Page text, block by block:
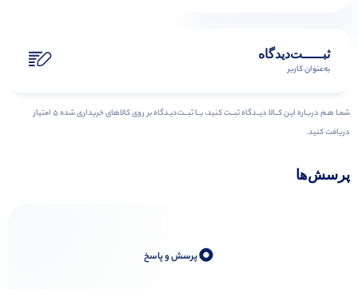
ثبـــــت‌دیدگاه
به‌عنوان کاربر
شمـا هـم دربـاره ایـن کــالا دیــدگاه ثبــت کنید، بــا ثبــت‌دیـدگاه بر روی کالاهای خریداری شده ۵ امتیاز
دریافت کنید.
پرسش‌ها
0پرسش و پاسخ